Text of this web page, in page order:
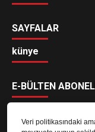
Veri politikasındaki
SAYFALAR
künye
E-BÜLTEN